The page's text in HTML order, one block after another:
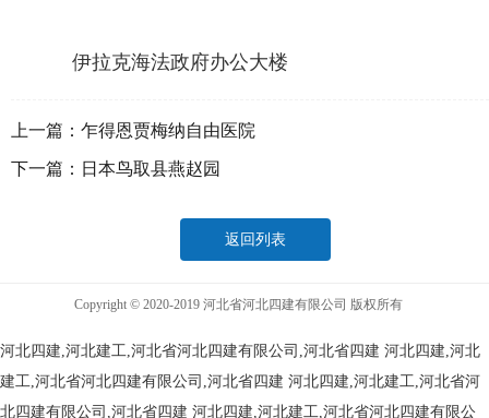
伊拉克海法政府办公大楼
上一篇： 乍得恩贾梅纳自由医院
下一篇： 日本鸟取县燕赵园
返回列表
Copyright © 2020-2019 河北省河北四建有限公司 版权所有
河北四建,河北建工,河北省河北四建有限公司,河北省四建 河北四建,河北
建工,河北省河北四建有限公司,河北省四建 河北四建,河北建工,河北省河
北四建有限公司,河北省四建 河北四建,河北建工,河北省河北四建有限公